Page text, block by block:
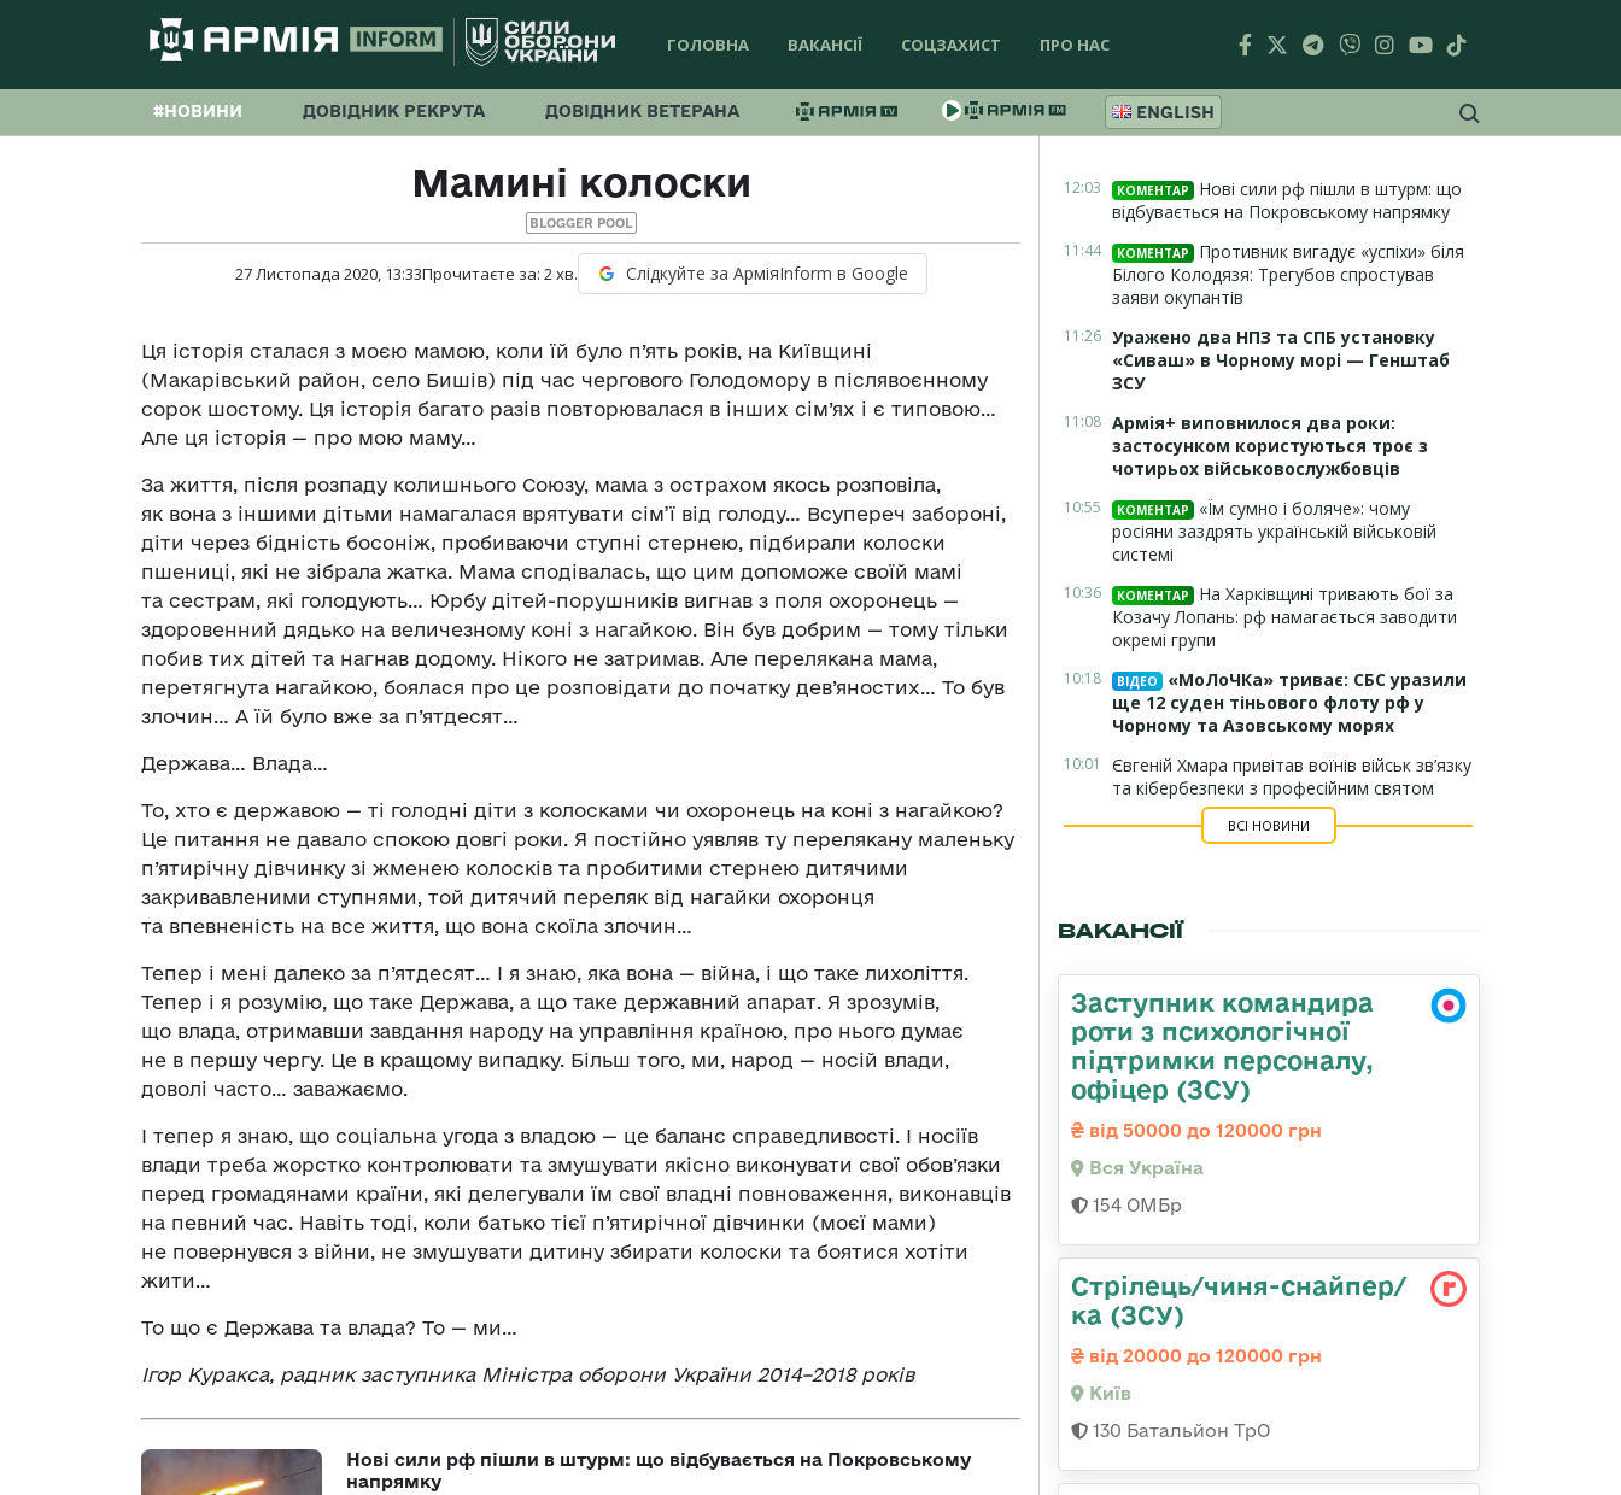
ГОЛОВНА ВАКАНСІЇ СОЦЗАХИСТ ПРО НАС
#НОВИНИ ДОВІДНИК РЕКРУТА ДОВІДНИК ВЕТЕРАНА ENGLISH
Мамині колоски
BLOGGER POOL
27 Листопада 2020, 13:33Прочитаєте за: 2хв. Слідкуйте за АрміяInform в Google
Ця історія сталася з моєю мамою, коли їй було п’ять років, на Київщині
(Макарівський район, село Бишів) під час чергового Голодомору в післявоєнному
сорок шостому. Ця історія багато разів повторювалася в інших сім’ях і є типовою…
Але ця історія — про мою маму…
За життя, після розпаду колишнього Союзу, мама з острахом якось розповіла,
як вона з іншими дітьми намагалася врятувати сім’ї від голоду… Всупереч забороні,
діти через бідність босоніж, пробиваючи ступні стернею, підбирали колоски
пшениці, які не зібрала жатка. Мама сподівалась, що цим допоможе своїй мамі
та сестрам, які голодують… Юрбу дітей-порушників вигнав з поля охоронець —
здоровенний дядько на величезному коні з нагайкою. Він був добрим — тому тільки
побив тих дітей та нагнав додому. Нікого не затримав. Але перелякана мама,
перетягнута нагайкою, боялася про це розповідати до початку дев’яностих… То був
злочин… А їй було вже за п’ятдесят…
Держава… Влада…
То, хто є державою — ті голодні діти з колосками чи охоронець на коні з нагайкою?
Це питання не давало спокою довгі роки. Я постійно уявляв ту перелякану маленьку
п’ятирічну дівчинку зі жменею колосків та пробитими стернею дитячими
закривавленими ступнями, той дитячий переляк від нагайки охоронця
та впевненість на все життя, що вона скоїла злочин…
Тепер і мені далеко за п’ятдесят… І я знаю, яка вона — війна, і що таке лихоліття.
Тепер і я розумію, що таке Держава, а що таке державний апарат. Я зрозумів,
що влада, отримавши завдання народу на управління країною, про нього думає
не в першу чергу. Це в кращому випадку. Більш того, ми, народ — носій влади,
доволі часто… заважаємо.
І тепер я знаю, що соціальна угода з владою — це баланс справедливості. І носіїв
влади треба жорстко контролювати та змушувати якісно виконувати свої обов’язки
перед громадянами країни, які делегували їм свої владні повноваження, виконавців
на певний час. Навіть тоді, коли батько тієї п’ятирічної дівчинки (моєї мами)
не повернувся з війни, не змушувати дитину збирати колоски та боятися хотіти
жити…
То що є Держава та влада? То — ми…
Ігор Куракса, радник заступника Міністра оборони України 2014–2018 років
Нові сили рф пішли в штурм: що відбувається на Покровському
напрямку
12:03 КОМЕНТАР
Нові сили рф пішли в штурм: що
відбувається на Покровському напрямку
11:44 КОМЕНТАР
Противник вигадує «успіхи» біля
Білого Колодязя: Трегубов спростував
заяви окупантів
11:26 Уражено два НПЗ та СПБ установку
«Сиваш» в Чорному морі — Генштаб
ЗСУ
11:08 Армія+ виповнилося два роки:
застосунком користуються троє з
чотирьох військовослужбовців
10:55 КОМЕНТАР
«Їм сумно і боляче»: чому
росіяни заздрять українській військовій
системі
10:36 КОМЕНТАР
На Харківщині тривають бої за
Козачу Лопань: рф намагається заводити
окремі групи
10:18 ВІДЕО
«МоЛоЧКа» триває: СБС уразили
ще 12 суден тіньового флоту рф у
Чорному та Азовському морях
10:01
Євгеній Хмара привітав воїнів військ зв’язку
та кібербезпеки з професійним святом
ВСІ НОВИНИ
ВАКАНСІЇ
Заступник командира
роти з психологічної
підтримки персоналу,
офіцер (ЗСУ)
від 50000 до 120000 грн
Вся Україна
154 ОМБр
Стрілець/чиня-снайпер/
ка (ЗСУ)
від 20000 до 120000 грн
Київ
130 Батальйон ТрО